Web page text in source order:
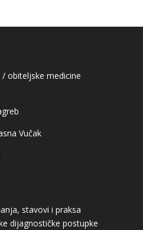
obiteljske medicine
Vučak
stavovi i praksa
dijagnostičke postupke